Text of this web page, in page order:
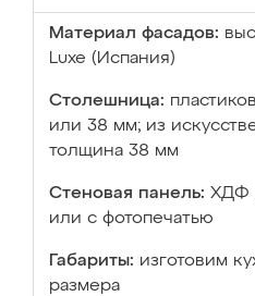
Материал фасадов:
Luxe (Испания)
Столешница:
или 38 мм; из
толщина 38 мм
Стеновая панель: ХДФ
или с фотопечатью
Габариты: изготовим
размера